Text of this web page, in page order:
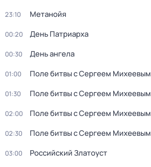
23:10 Метанойя
00:20 День Патриарха
00:30 День ангела
01:00 Поле битвы с Сергеем Михеевым
01:30 Поле битвы с Сергеем Михеевым
02:00 Поле битвы с Сергеем Михеевым
02:30 Поле битвы с Сергеем Михеевым
03:00 Российский Златоуст